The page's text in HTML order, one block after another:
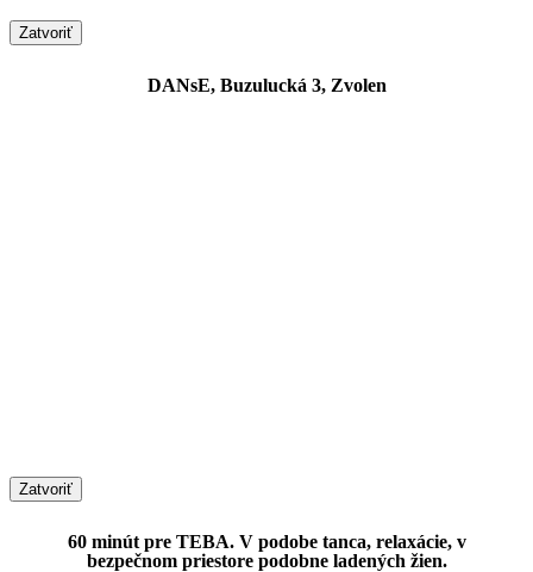
Zatvoriť
DANsE, Buzulucká 3, Zvolen
Zatvoriť
60 minút pre TEBA. V podobe tanca, relaxácie, v
bezpečnom priestore podobne ladených žien.